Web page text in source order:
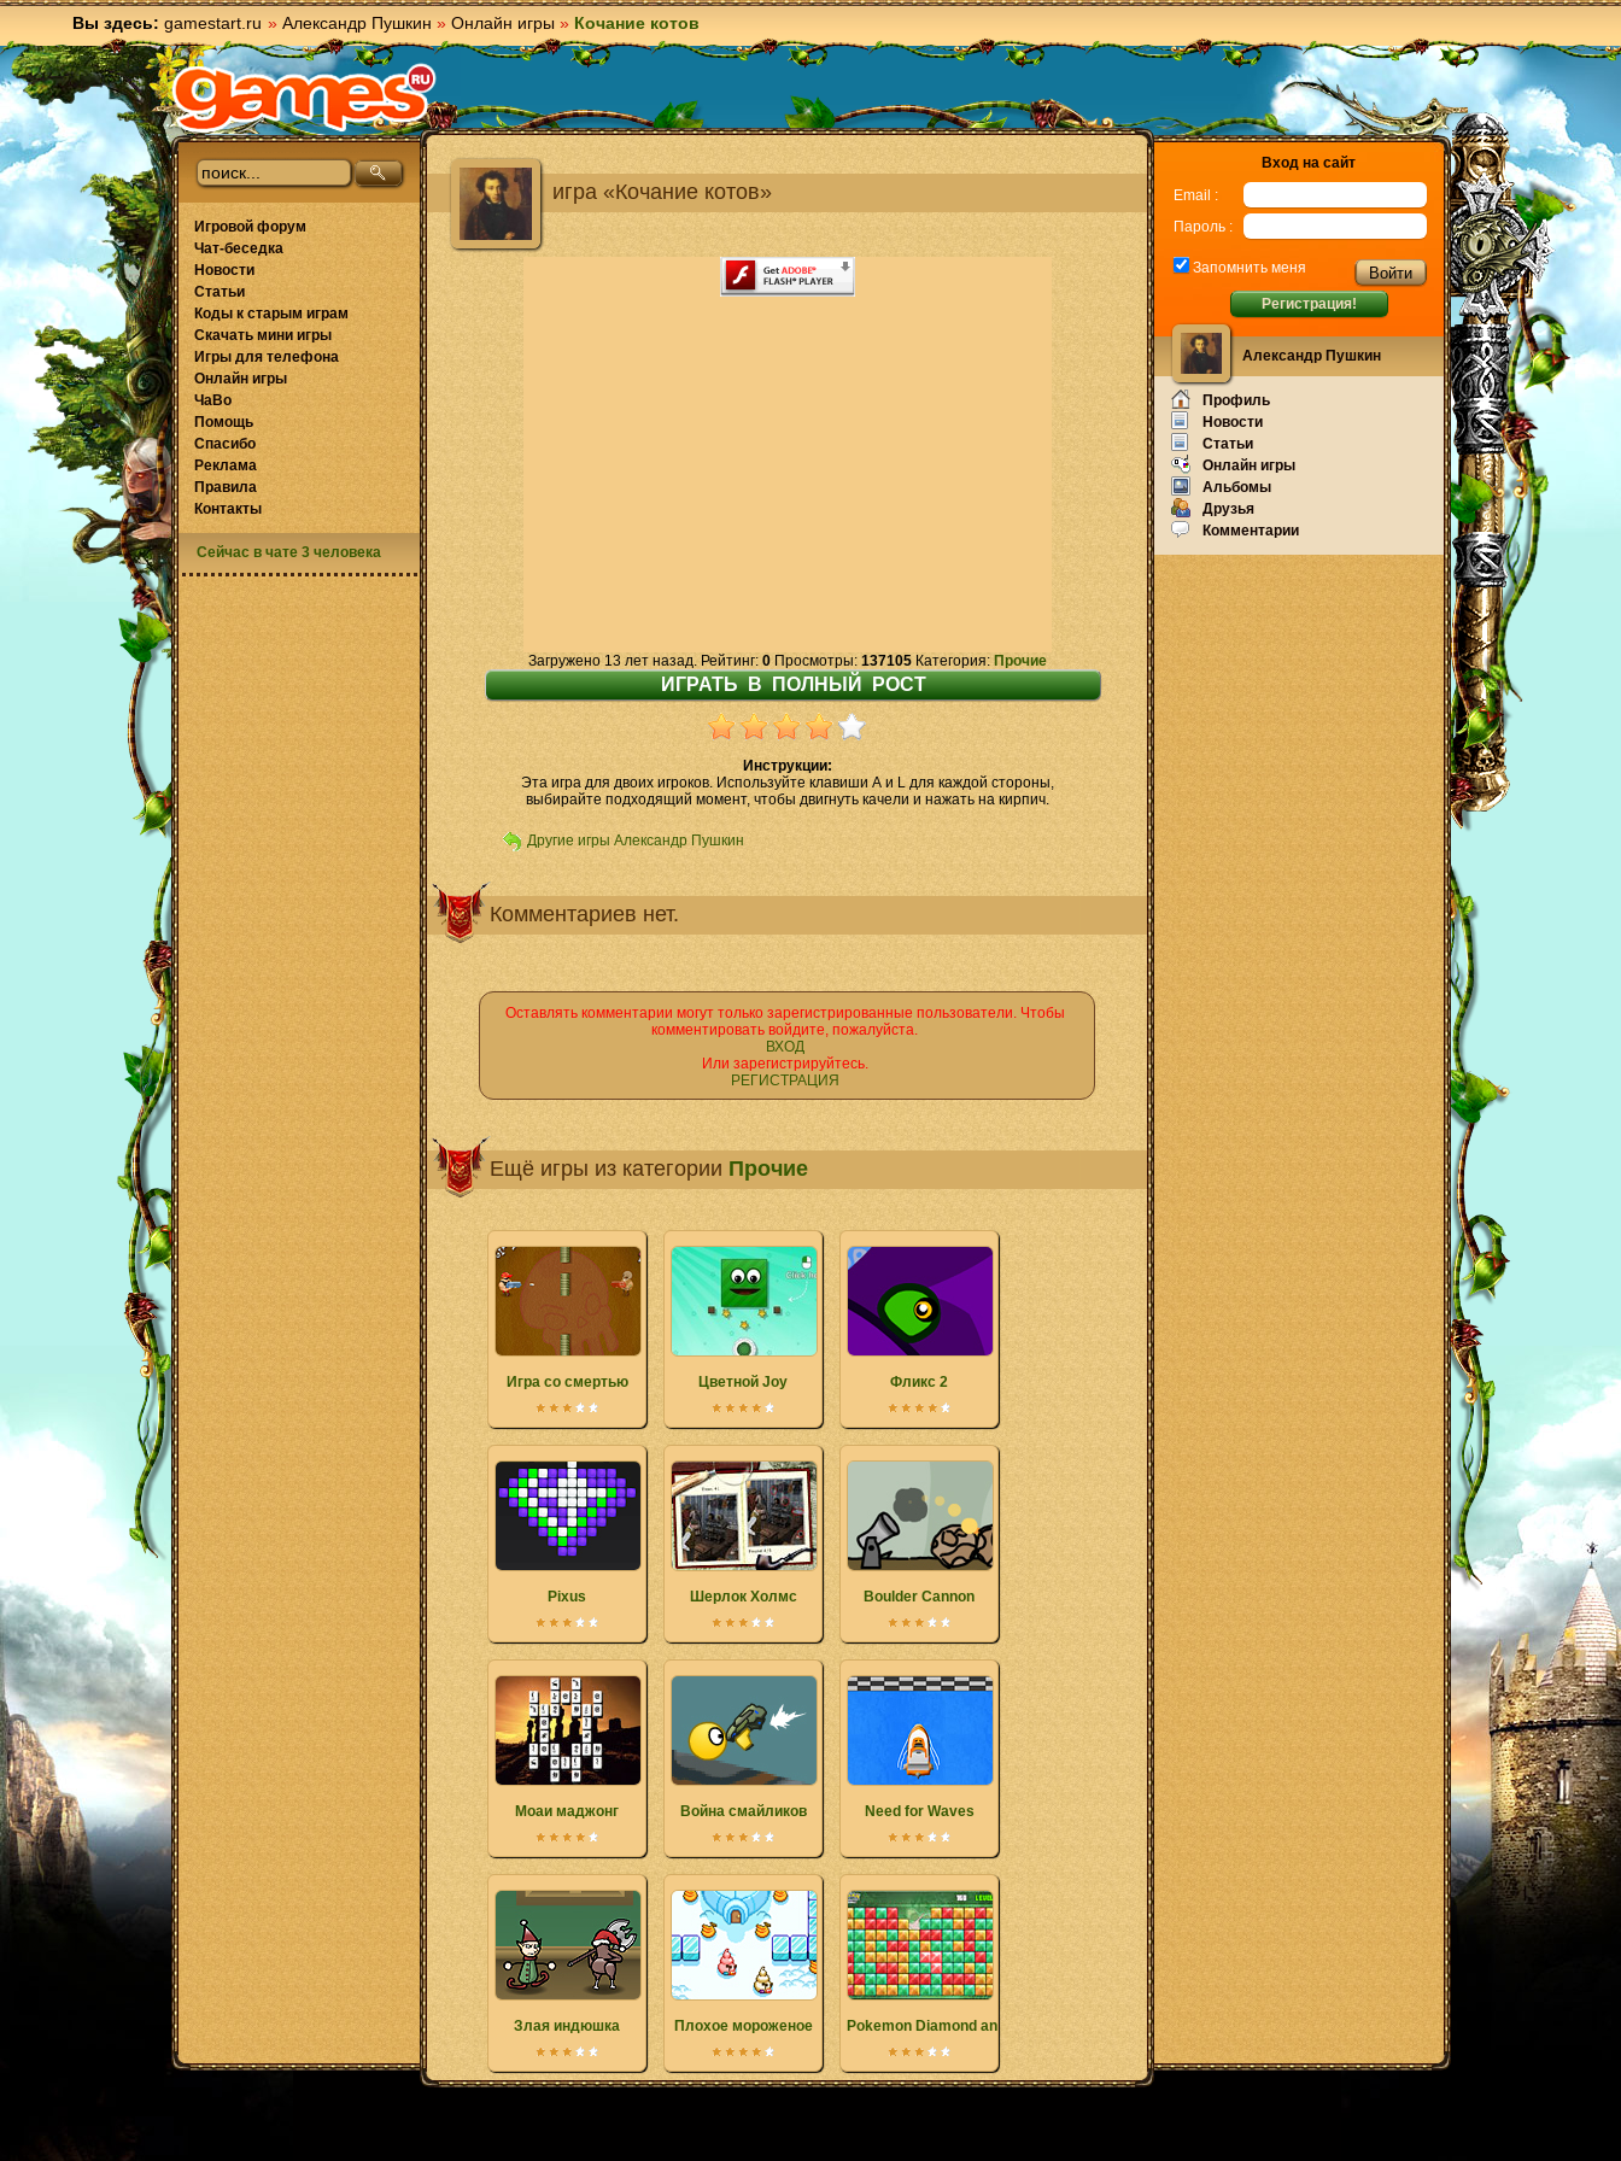
Вы здесь: gamestart.ru » Александр Пушкин » Онлайн игры » Кочание котов
игра «Кочание котов»
Загружено 13 лет назад. Рейтинг: 0Просмотры: 137105Категория: Прочие
Инструкции:
Эта игра для двоих игроков. Используйте клавиши А и L для каждой стороны,
выбирайте подходящий момент, чтобы двигнуть качели и нажать на кирпич.
Другие игры Александр Пушкин
Комментариев нет.
Оставлять комментарии могут только зарегистрированные пользователи. Чтобы
комментировать войдите, пожалуйста.
ВХОД
Или зарегистрируйтесь.
РЕГИСТРАЦИЯ
Ещё игры из категории Прочие
Игра со смертью Цветной Joy Фликс 2
Pixus Шерлок Холмс Boulder Cannon
Моаи маджонг Война смайликов Need for Waves
Злая индюшка Плохое мороженое Pokemon Diamond and Pearl: Break Down Blast
Игровой форум
Чат-беседка
Новости
Статьи
Коды к старым играм
Скачать мини игры
Игры для телефона
Онлайн игры
ЧаВо
Помощь
Спасибо
Реклама
Правила
Контакты
Сейчас в чате 3 человека
Вход на сайт
Email :
Пароль :
Запомнить меня
Регистрация!
Александр Пушкин
Профиль
Новости
Статьи
Онлайн игры
Альбомы
Друзья
Комментарии